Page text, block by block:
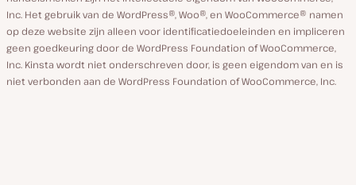
Inc. Het gebruik van de WordPress®, Woo®, en WooCommerce® namen
op deze website zijn alleen voor identificatiedoeleinden en impliceren
geen goedkeuring door de WordPress Foundation of WooCommerce,
Inc. Kinsta wordt niet onderschreven door, is geen eigendom van en is
niet verbonden aan de WordPress Foundation of WooCommerce, Inc.